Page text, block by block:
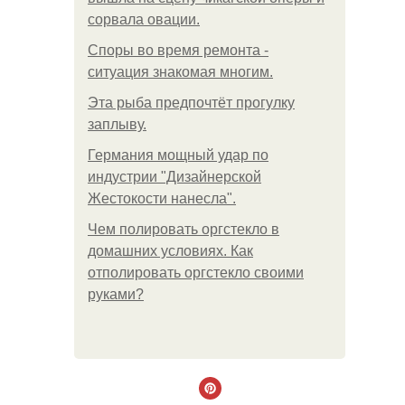
сорвала овации.
Споры во время ремонта -
ситуация знакомая многим.
Эта рыба предпочтёт прогулку
заплыву.
Германия мощный удар по
индустрии "Дизайнерской
Жестокости нанесла".
Чем полировать оргстекло в
домашних условиях. Как
отполировать оргстекло своими
руками?